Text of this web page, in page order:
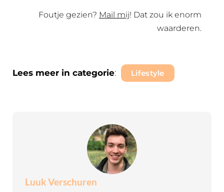
Foutje gezien? Mail mij! Dat zou ik enorm
waarderen.
Lees meer in categorie: Lifestyle
Luuk Verschuren